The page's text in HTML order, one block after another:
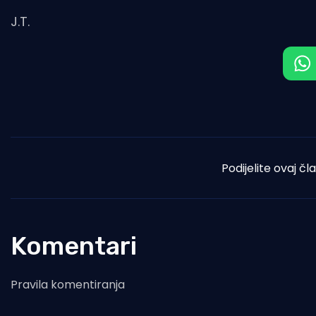
J.T.
Podijelite ovaj
Komentari
Pravila komentiranja